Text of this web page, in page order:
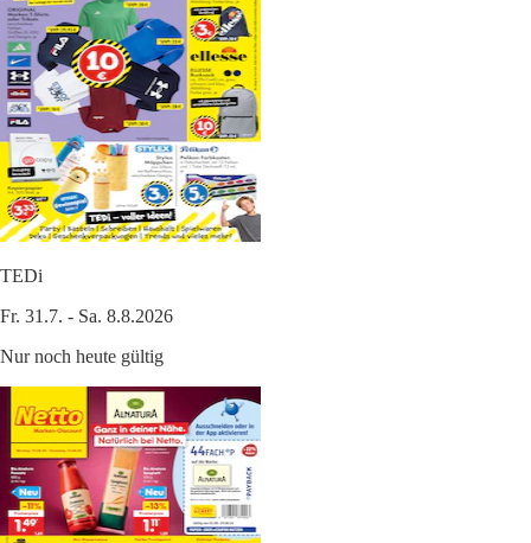
TEDi
Fr. 31.7. - Sa. 8.8.2026
Nur noch heute gültig